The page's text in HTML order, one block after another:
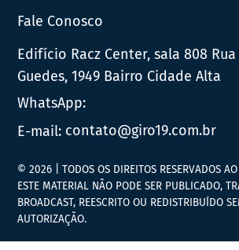
Fale Conosco
Edifício Racz Center, sala 808
Guedes, 1949 Bairro Cidade Alta
WhatsApp:
E-mail: contato@giro19.com.br
© 2026 | TODOS OS DIREITOS RESERVADOS
ESTE MATERIAL NÃO PODE SER PUBLICADO,
BROADCAST, REESCRITO OU REDISTRIBUÍDO
AUTORIZAÇÃO.